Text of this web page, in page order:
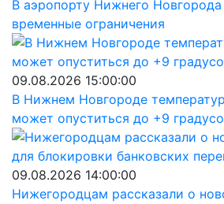
В аэропорту Нижнего Новгорода
временные ограничения
09.08.2026 15:00:00
В Нижнем Новгороде
может опуститься до +9
09.08.2026 14:00:00
Нижегородцам рассказали о